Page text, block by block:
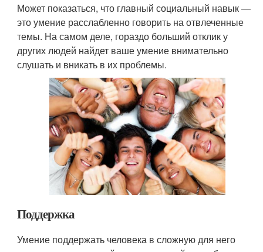
Может показаться, что главный социальный навык —
это умение расслабленно говорить на отвлеченные
темы. На самом деле, гораздо больший отклик у
других людей найдет ваше умение внимательно
слушать и вникать в их проблемы.
Поддержка
Умение поддержать человека в сложную для него